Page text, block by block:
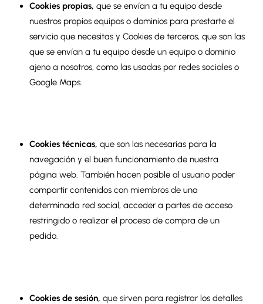
Cookies propias, que se envían a tu equipo desde
nuestros propios equipos o dominios para prestarte el
servicio que necesitas y Cookies de terceros, que son las
que se envían a tu equipo desde un equipo o dominio
ajeno a nosotros, como las usadas por redes sociales o
Google Maps.
Cookies técnicas, que son las necesarias para la
navegación y el buen funcionamiento de nuestra
página web. También hacen posible al usuario poder
compartir contenidos con miembros de una
determinada red social, acceder a partes de acceso
restringido o realizar el proceso de compra de un
pedido.
Cookies de sesión, que sirven para registrar los detalles